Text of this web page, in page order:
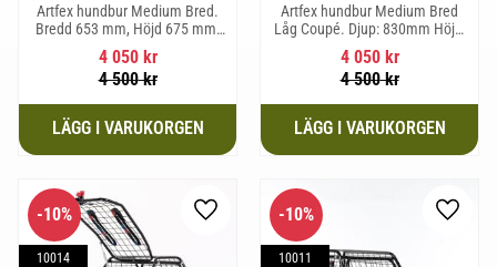
Artfex hundbur Medium Bred.
Bredd 653 mm, Höjd 675 mm,
Djup 830 mm och Vikt 19,7 kg.
4 050kr
4 500kr
Artfex hundbur Medium Bred
Låg Coupé. Djup: 830mm Höjd:
580mm Bredd: 653mm Vikt:
17,5kg
4 050kr
4 500kr
10%
10014
Lägg till i favoriter
10%
10011
Lägg